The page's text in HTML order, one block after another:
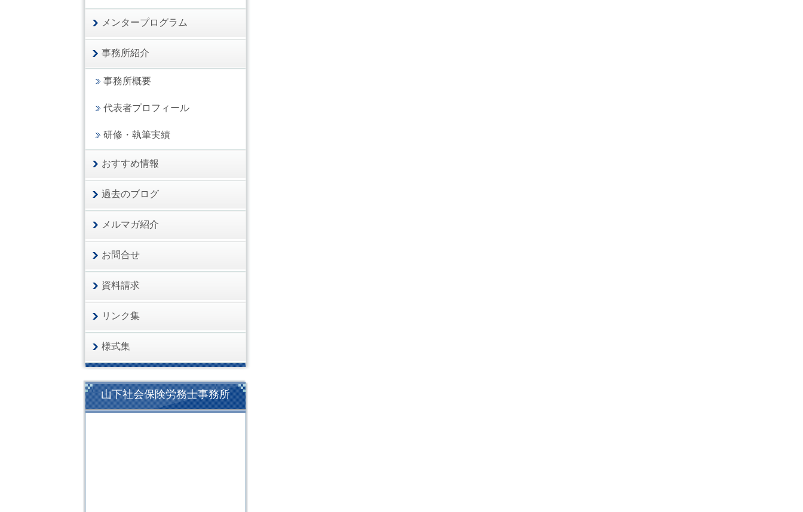
メンタープログラム
事務所紹介
事務所概要
代表者プロフィール
研修・執筆実績
おすすめ情報
過去のブログ
メルマガ紹介
お問合せ
資料請求
リンク集
様式集
山下社会保険労務士事務所